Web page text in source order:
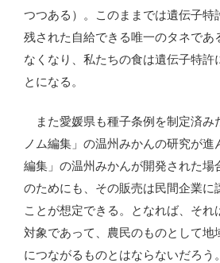
つつある）。このままでは遺伝子特
残された自給できる唯一のタネであ
なくなり、私たちの食は遺伝子特許
とになる。
また愛媛県も種子条例を制定済み
ノム編集」の温州みかんの研究が進
編集」の温州みかんが開発された場
のためにも、その販売は民間企業に
ことが想定できる。となれば、それ
対象であって、農民のものとして地
につながるものとはならないだろう